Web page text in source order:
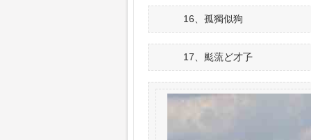
16、孤獨似狗
17、颩蓅ど才孒